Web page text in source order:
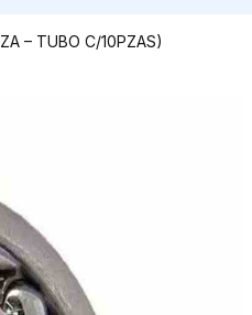
– TUBO C/10PZAS)